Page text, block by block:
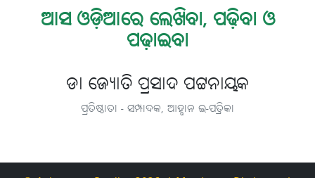
ଆସ ଓଡ଼ିଆରେ ଲେଖିବା, ପଢ଼ିବା ଓ
ପଢ଼ାଇବା
ଡା ଜ୍ୟୋତି ପ୍ରସାଦ ପଟ୍ଟନାୟକ
ପ୍ରତିଷ୍ଠାତା - ସମ୍ପାଦକ, ଆହ୍ବାନ ଇ-ପତ୍ରିକା